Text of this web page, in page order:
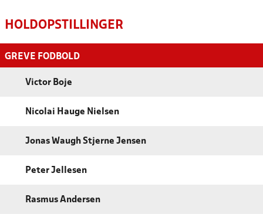
HOLDOPSTILLINGER
GREVE FODBOLD
Victor Boje
Nicolai Hauge Nielsen
Jonas Waugh Stjerne Jensen
Peter Jellesen
Rasmus Andersen